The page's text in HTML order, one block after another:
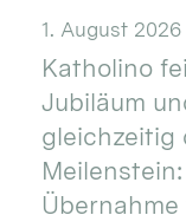
1. August 2026
Katholino
Jubiläum
gleichzeitig